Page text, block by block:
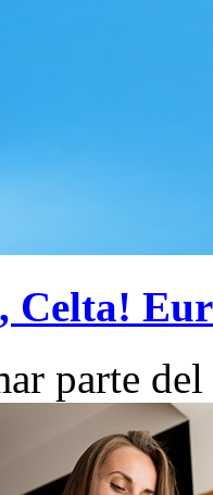
Celta!
parte